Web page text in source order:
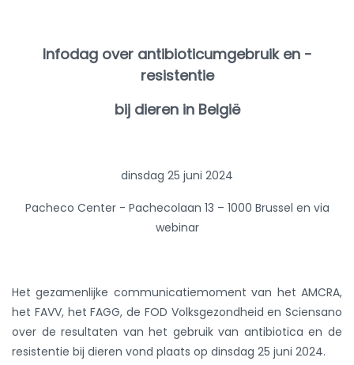
Infodag over antibioticumgebruik en -
resistentie
bij dieren in België
dinsdag 25 juni 2024
Pacheco Center - Pachecolaan 13 – 1000 Brussel en via
webinar
Het gezamenlijke communicatiemoment van het AMCRA,
het FAVV, het FAGG, de FOD Volksgezondheid en Sciensano
over de resultaten van het gebruik van antibiotica en de
resistentie bij dieren vond plaats op dinsdag 25 juni 2024.